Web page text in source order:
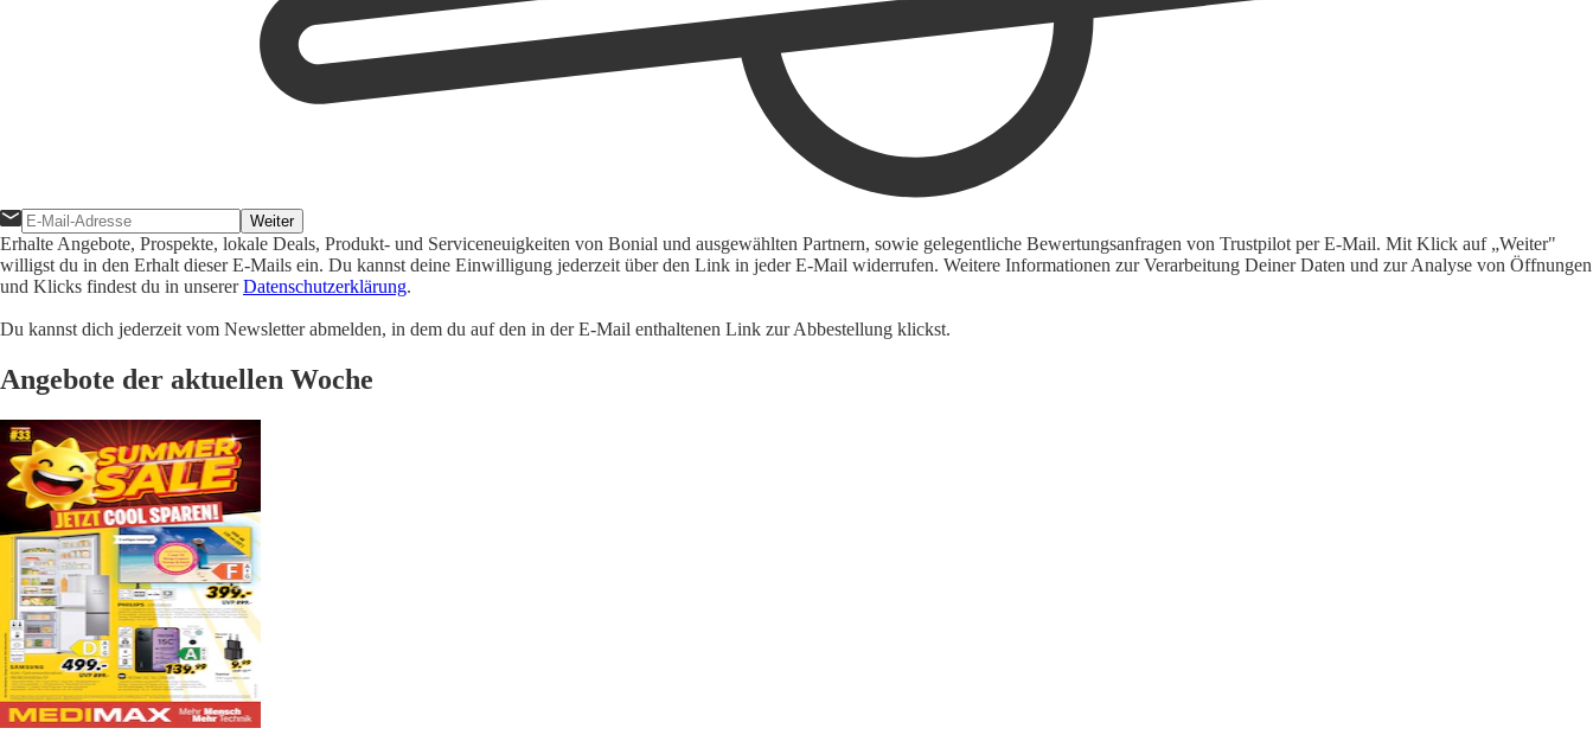
Weiter
Erhalte Angebote, Prospekte, lokale Deals, Produkt- und Serviceneuigkeiten von Bonial und ausgewählten Partnern, sowie gelegentliche Bewertungsanfragen von Trustpilot per E-Mail. Mit Klick auf „Weiter"
willigst du in den Erhalt dieser E-Mails ein. Du kannst deine Einwilligung jederzeit über den Link in jeder E-Mail widerrufen. Weitere Informationen zur Verarbeitung Deiner Daten und zur Analyse von Öffnungen
und Klicks findest du in unsererDatenschutzerklärung.
Du kannst dich jederzeit vom Newsletter abmelden, in dem du auf den in der E-Mail enthaltenen Link zur Abbestellung klickst.
Angebote der aktuellen Woche